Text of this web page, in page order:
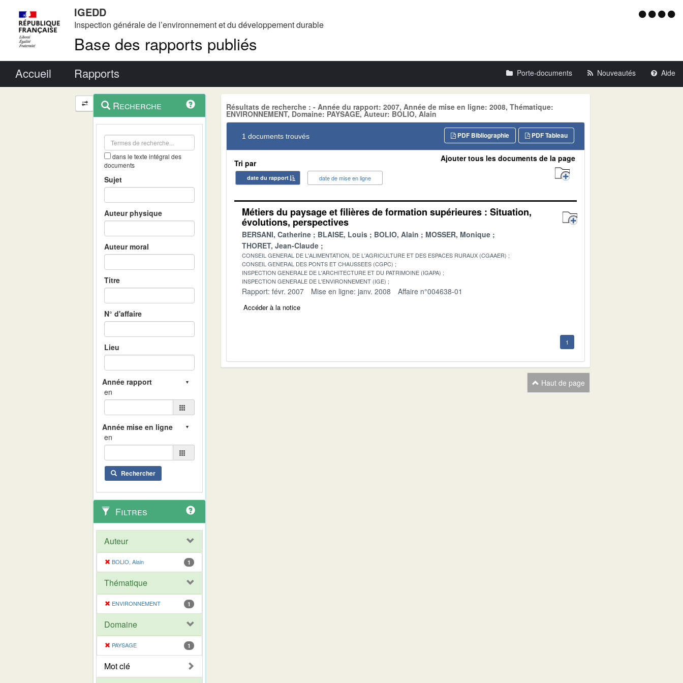
IGEDD
Inspection générale de l’environnement et du développement durable
Base des rapports publiés
Menu
Accueil Rapports Porte-documents Nouveautés Aide
Navigation
et
outils
contextuel
Recherche
dans le texte intégral des
documents
Sujet
Auteur physique
Auteur moral
Titre
N° d'affaire
Lieu
en
en
Rechercher
Filtres
Auteur
BOLIO, Alain 1
Thématique
ENVIRONNEMENT 1
Domaine
PAYSAGE 1
Mot clé
Résultats de recherche : - Année du rapport: 2007, Année de mise en ligne: 2008, Thématique:
ENVIRONNEMENT, Domaine: PAYSAGE, Auteur: BOLIO, Alain
1 documents trouvés PDF Tableau
PDF Bibliographie
Tri par
date du rapport date de mise en ligne
Ajouter tous les documents de la page
Métiers du paysage et filières de formation supérieures : Situation,
évolutions, perspectives
BERSANI, Catherine BLAISE, Louis BOLIO, Alain
MOSSER, Monique
THORET, Jean-Claude
CONSEIL GENERAL DE L'ALIMENTATION, DE L'AGRICULTURE ET DES ESPACES RURAUX (CGAAER)
CONSEIL GENERAL DES PONTS ET CHAUSSEES (CGPC)
INSPECTION GENERALE DE L'ARCHITECTURE ET DU PATRIMOINE (IGAPA)
INSPECTION GENERALE DE L'ENVIRONNEMENT (IGE)
Rapport: févr. 2007 Mise en ligne: janv. 2008 Affaire n°004638-01
Accéder à la notice
1
Haut de page